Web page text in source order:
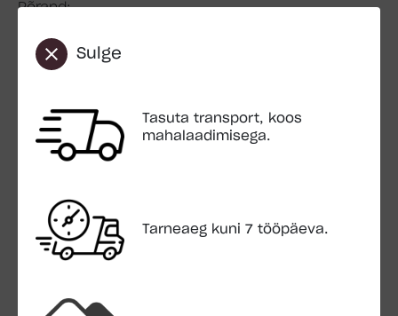
Sulge
Tasuta transport, koos
mahalaadimisega.
Tarneaeg kuni 7 tööpäeva.
Põrand:
Põrandalaua paksus 16 mm
Pleksiklaas
Mitteavanevad aknad
Aknaava mõõdud 56×56 cm
Ukseava mõõdud 55×112 cm
Pakend:
Paki kaal 347 kg